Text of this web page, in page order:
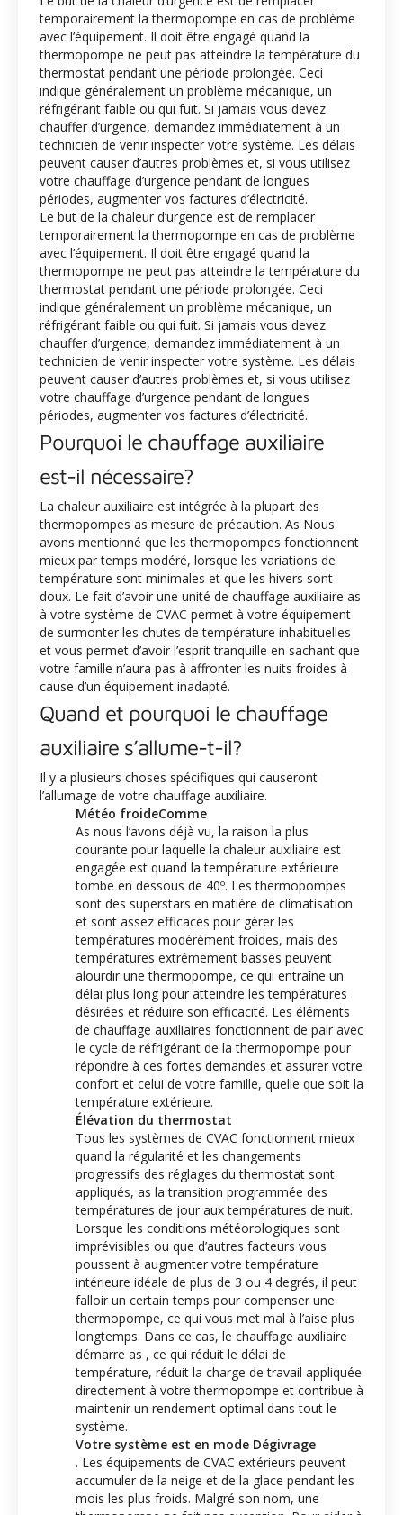
temporairement la thermopompe en cas de problème
avec l’équipement. Il doit être engagé quand la
thermopompe ne peut pas atteindre la température du
thermostat pendant une période prolongée. Ceci
indique généralement un problème mécanique, un
réfrigérant faible ou qui fuit. Si jamais vous devez
chauffer d’urgence, demandez immédiatement à un
technicien de venir inspecter votre système. Les délais
peuvent causer d’autres problèmes et, si vous utilisez
votre chauffage d’urgence pendant de longues
périodes, augmenter vos factures d’électricité.
Le but de la chaleur d’urgence est de remplacer
temporairement la thermopompe en cas de problème
avec l’équipement. Il doit être engagé quand la
thermopompe ne peut pas atteindre la température du
thermostat pendant une période prolongée. Ceci
indique généralement un problème mécanique, un
réfrigérant faible ou qui fuit. Si jamais vous devez
chauffer d’urgence, demandez immédiatement à un
technicien de venir inspecter votre système. Les délais
peuvent causer d’autres problèmes et, si vous utilisez
votre chauffage d’urgence pendant de longues
périodes, augmenter vos factures d’électricité.
Pourquoi le chauffage auxiliaire
est-il nécessaire?
La chaleur auxiliaire est intégrée à la plupart des
thermopompes as mesure de précaution. As Nous
avons mentionné que les thermopompes fonctionnent
mieux par temps modéré, lorsque les variations de
température sont minimales et que les hivers sont
doux. Le fait d’avoir une unité de chauffage auxiliaire as
à votre système de CVAC permet à votre équipement
de surmonter les chutes de température inhabituelles
et vous permet d’avoir l’esprit tranquille en sachant que
votre famille n’aura pas à affronter les nuits froides à
cause d’un équipement inadapté.
Quand et pourquoi le chauffage
auxiliaire s’allume-t-il?
Il y a plusieurs choses spécifiques qui causeront
l’allumage de votre chauffage auxiliaire.
Météo froideComme
As nous l’avons déjà vu, la raison la plus
courante pour laquelle la chaleur auxiliaire est
engagée est quand la température extérieure
tombe en dessous de 40º. Les thermopompes
sont des superstars en matière de climatisation
et sont assez efficaces pour gérer les
températures modérément froides, mais des
températures extrêmement basses peuvent
alourdir une thermopompe, ce qui entraîne un
délai plus long pour atteindre les températures
désirées et réduire son efficacité. Les éléments
de chauffage auxiliaires fonctionnent de pair avec
le cycle de réfrigérant de la thermopompe pour
répondre à ces fortes demandes et assurer votre
confort et celui de votre famille, quelle que soit la
température extérieure.
Élévation du thermostat
Tous les systèmes de CVAC fonctionnent mieux
quand la régularité et les changements
progressifs des réglages du thermostat sont
appliqués, as la transition programmée des
températures de jour aux températures de nuit.
Lorsque les conditions météorologiques sont
imprévisibles ou que d’autres facteurs vous
poussent à augmenter votre température
intérieure idéale de plus de 3 ou 4 degrés, il peut
falloir un certain temps pour compenser une
thermopompe, ce qui vous met mal à l’aise plus
longtemps. Dans ce cas, le chauffage auxiliaire
démarre as , ce qui réduit le délai de
température, réduit la charge de travail appliquée
directement à votre thermopompe et contribue à
maintenir un rendement optimal dans tout le
système.
Votre système est en mode Dégivrage
. Les équipements de CVAC extérieurs peuvent
accumuler de la neige et de la glace pendant les
mois les plus froids. Malgré son nom, une